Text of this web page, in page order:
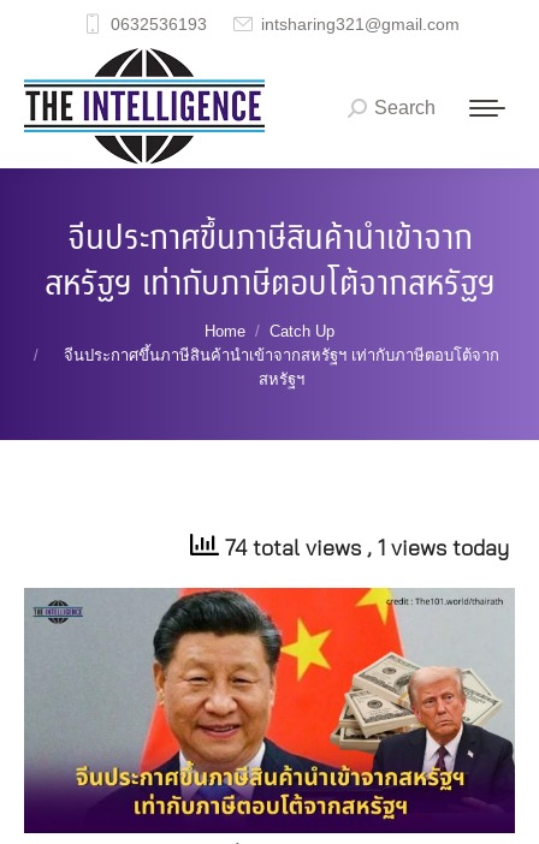
0632536193 intsharing321@gmail.com
Search:
Search
จีนประกาศขึ้นภาษีสินค้านำเข้าจาก
สหรัฐฯ เท่ากับภาษีตอบโต้จากสหรัฐฯ
Home
Catch Up
จีนประกาศขึ้นภาษีสินค้านำเข้าจากสหรัฐฯ เท่ากับภาษีตอบโต้จาก
สหรัฐฯ
74 total views , 1 views today